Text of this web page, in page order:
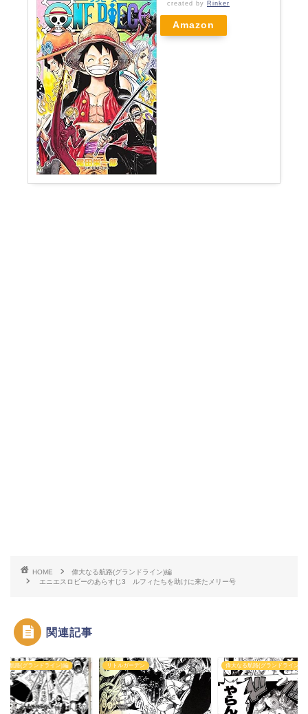
created by Rinker
Amazon
HOME
偉大なる航路(グランドライン)編
エニエスロビーのあらすじ3 ルフィたちを助けに来たメリー号
関連記事
る航路(グランドライン)編 リトルガーデン 偉大なる航路(グランドライン)編